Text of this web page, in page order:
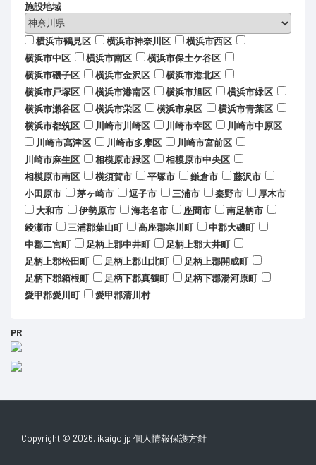
施設地域
横浜市鶴見区 横浜市神奈川区
横浜市西区
横浜市中区
横浜市南区
横浜市保土ケ谷区
横浜市磯子区
横浜市金沢区
横浜市港北区
横浜市戸塚区
横浜市港南区 横浜市旭区
横浜市緑区
横浜市瀬谷区
横浜市栄区 横浜市泉区
横浜市青葉区
横浜市都筑区
川崎市川崎区 川崎市幸区
川崎市中原区
川崎市高津区
川崎市多摩区
川崎市宮前区
川崎市麻生区
相模原市緑区
相模原市中央区
相模原市南区
横須賀市 平塚市 鎌倉市
藤沢市
小田原市
茅ヶ崎市 逗子市 三浦市 秦野市
厚木市
大和市
伊勢原市 海老名市 座間市
南足柄市
綾瀬市
三浦郡葉山町 高座郡寒川町
中郡大磯町
中郡二宮町
足柄上郡中井町
足柄上郡大井町
足柄上郡松田町
足柄上郡山北町
足柄上郡開成町
足柄下郡箱根町
足柄下郡真鶴町
足柄下郡湯河原町
愛甲郡愛川町
愛甲郡清川村
PR
Copyright © 2026. ikaigo.jp 個人情報保護方針